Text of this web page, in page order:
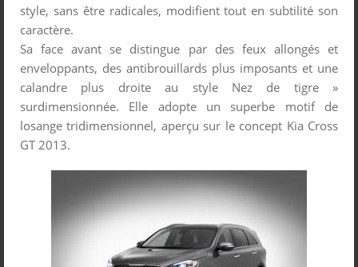
style, sans être radicales, modifient tout en subtilité son
caractère.
Sa face avant se distingue par des feux allongés et
enveloppants, des antibrouillards plus imposants et une
calandre plus droite au style Nez de tigre »
surdimensionnée. Elle adopte un superbe motif de
losange tridimensionnel, aperçu sur le concept Kia Cross
GT 2013.